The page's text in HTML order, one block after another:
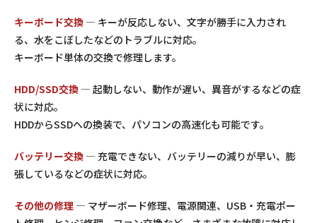
キーボード交換 — キーが反応しない、文字が勝手に入力され
る、水をこぼしたなどのトラブルに対応。
キーボード単体の交換で修理します。
HDD/SSD交換 — 起動しない、動作が遅い、異音がするなどの症
状に対応。
HDDからSSDへの換装で、パソコンの高速化も可能です。
バッテリー交換 — 充電できない、バッテリーの減りが早い、膨
張しているなどの症状に対応。
その他の修理 — マザーボード修理、電源関連、USB・充電ポー